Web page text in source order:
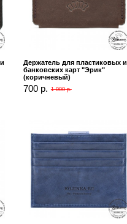
Держатель для пластиковых и
банковских карт "Эрик"
(коричневый)
700 р. 1 000 р.